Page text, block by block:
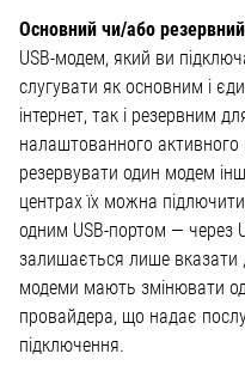
Основний чи/або резервний
USB-модем, який ви
слугувати як основним і
інтернет, так і резервним
налаштованного
резервувати один модем
центрах їх можна
одним USB-портом — через
залишається лише вказати ,
модеми мають змінювати
провайдера, що надає
підключення.